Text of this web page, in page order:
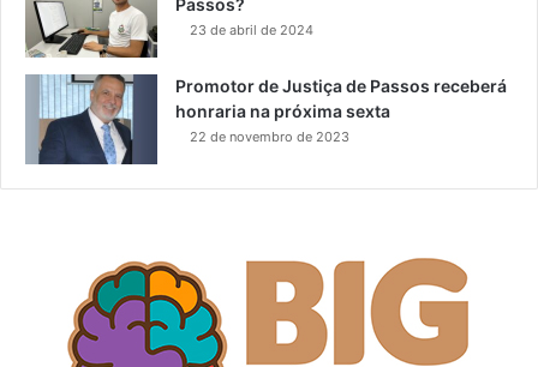
Passos?
23 de abril de 2024
Promotor de Justiça de Passos receberá
honraria na próxima sexta
22 de novembro de 2023